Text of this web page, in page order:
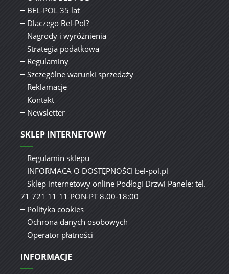
BEL-POL 35 lat
Dlaczego Bel-Pol?
Nagrody i wyróżnienia
Strategia podatkowa
Regulaminy
Szczególne warunki sprzedaży
Reklamacje
Kontakt
Newsletter
SKLEP INTERNETOWY
Regulamin sklepu
INFORMACA O DOSTĘPNOŚCI bel-pol.pl
Sklep internetowy online Podłogi Drzwi Panele: tel.
71 721 11 11 PON-PT 8.00-18:00
Polityka cookies
Ochrona danych osobowych
Operator płatności
INFORMACJE